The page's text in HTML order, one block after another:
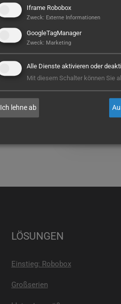
Großserie
LÖSUNGEN
Einstieg: Robobox
Großserien
Iframe Robobox
Zweck: Externe Informationen
GoogleTagManager
Zweck: Marketing
Alle Dienste aktivieren oder
Mit diesem Schalter können Sie
Ich lehne ab